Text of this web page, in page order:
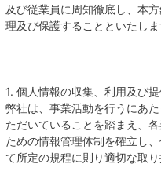
及び従業員に周知徹底し、本
理及び保護することといたしま
1. 個人情報の収集、利用及び
弊社は、事業活動を行うにあ
ただいていることを踏まえ、
ための情報管理体制を確立し
て所定の規程に則り適切な取り